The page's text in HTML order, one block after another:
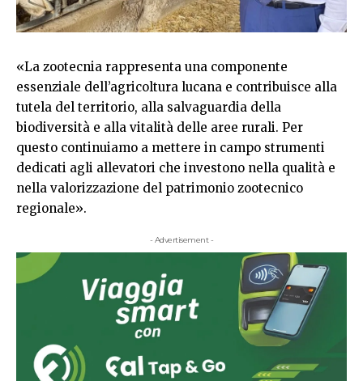
«La zootecnia rappresenta una componente
essenziale dell’agricoltura lucana e contribuisce alla
tutela del territorio, alla salvaguardia della
biodiversità e alla vitalità delle aree rurali. Per
questo continuiamo a mettere in campo strumenti
dedicati agli allevatori che investono nella qualità e
nella valorizzazione del patrimonio zootecnico
regionale».
- Advertisement -